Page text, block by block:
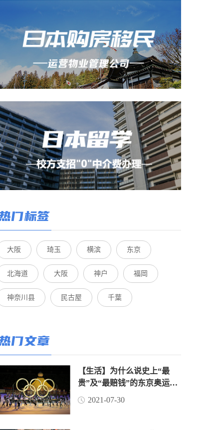
门标签
大阪 琦玉 横滨 东京
北海道 大阪 神户 福岡
神奈川县 民古屋 千葉
门文章
【生活】为什么说史上“最
贵”及“最赔钱”的东京奥运
会，是赔了“面子”赚了“里
2021-07-30